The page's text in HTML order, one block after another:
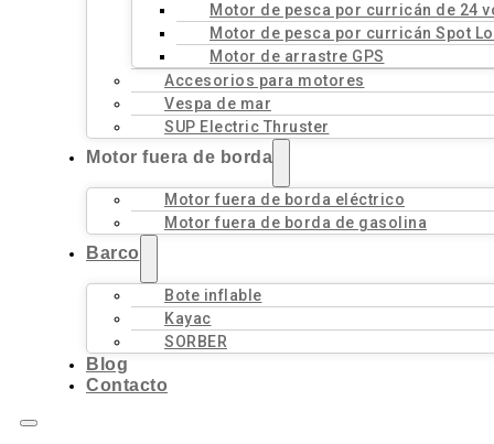
Motor de pesca por curricán de 24
Motor de pesca por curricán Spot
Motor de arrastre GPS
Accesorios para motores
Vespa de mar
SUP Electric Thruster
Motor fuera de borda
Motor fuera de borda eléctrico
Motor fuera de borda de gasolina
Barco
Bote inflable
Kayac
SORBER
Blog
Contacto